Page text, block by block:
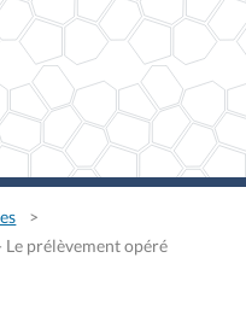
prélèvement opéré